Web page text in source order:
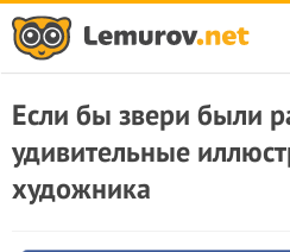
Если бы звери были
удивительные
художника